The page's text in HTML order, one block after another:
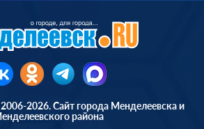
2026. Сайт города Менделеевска и
района